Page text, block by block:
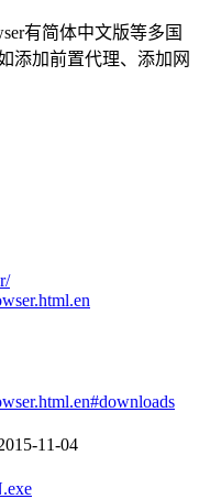
有简体中文版等多国
添加前置代理、添加网
11-04